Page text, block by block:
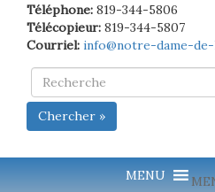
Téléphone: 819-344-5806
Télécopieur: 819-344-5807
Courriel: info@notre-dame-de-
Chercher »